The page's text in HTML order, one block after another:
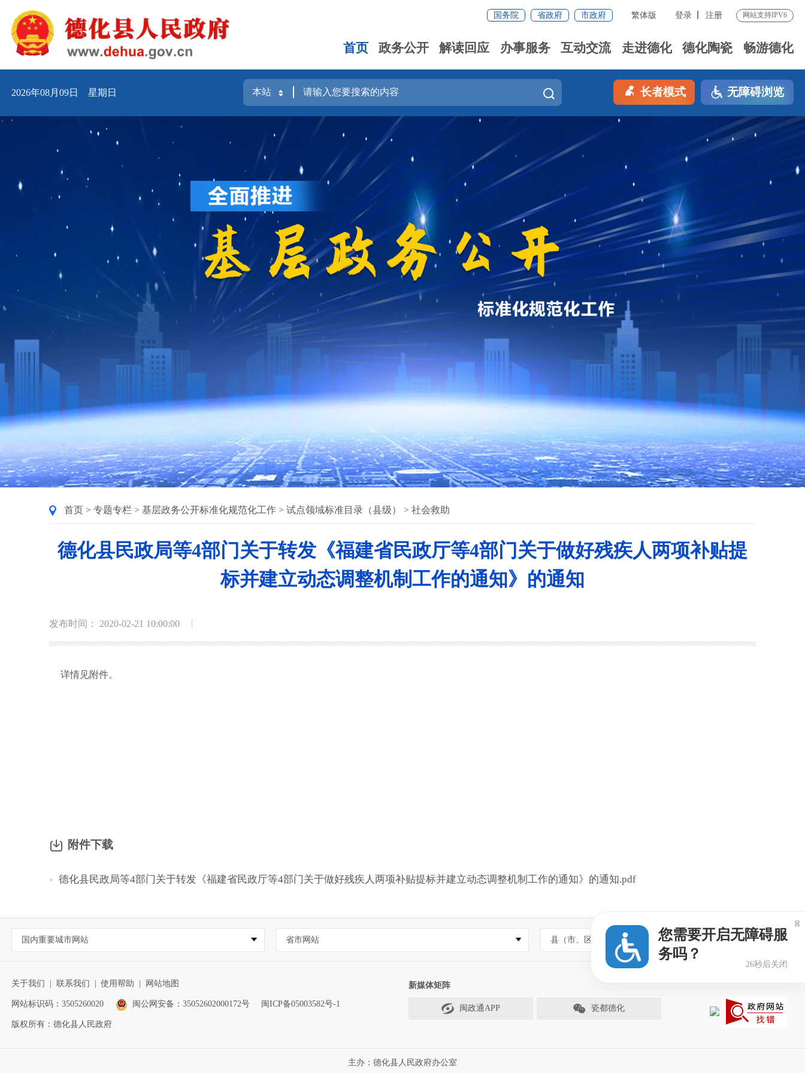
国务院 省政府 市政府 繁体版 登录 注册 网站支持IPV6
首页 政务公开 解读回应 办事服务 互动交流 走进德化 德化陶瓷 畅游德化
2026年08月09日 星期日 长者模式 无障碍浏览
首页 > 专题专栏 > 基层政务公开标准化规范化工作 > 试点领域标准目录（县级） > 社会救助
德化县民政局等4部门关于转发《福建省民政厅等4部门关于做好残疾人两项补贴提
标并建立动态调整机制工作的通知》的通知
发布时间： 2020-02-21 10:00:00
详情见附件。
附件下载
德化县民政局等4部门关于转发《福建省民政厅等4部门关于做好残疾人两项补贴提标并建立动态调整机制工作的通知》的通知.pdf
国内重要城市网站 省市网站 县（市、区）政府网站
关于我们 联系我们 使用帮助 网站地图
网站标识码：3505260020 闽公网安备：35052602000172号 闽ICP备05003582号-1
版权所有：德化县人民政府
新媒体矩阵
闽政通APP 瓷都德化
主办：德化县人民政府办公室
您需要开启无障碍服
务吗？
25秒后关闭
